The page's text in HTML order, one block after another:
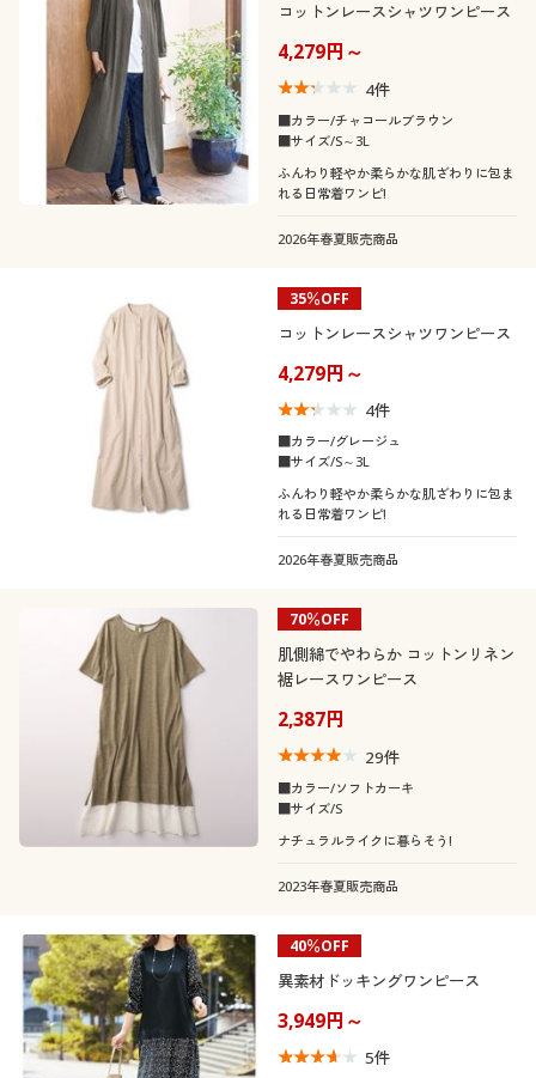
コットンレースシャツワンピース
4,279円～
4件
■カラー/チャコールブラウン
■サイズ/S～3L
ふんわり軽やか柔らかな肌ざわりに包ま
れる日常着ワンピ!
2026年春夏販売商品
35％OFF
コットンレースシャツワンピース
4,279円～
4件
■カラー/グレージュ
■サイズ/S～3L
ふんわり軽やか柔らかな肌ざわりに包ま
れる日常着ワンピ!
2026年春夏販売商品
70％OFF
肌側綿でやわらか コットンリネン
裾レースワンピース
2,387円
29件
■カラー/ソフトカーキ
■サイズ/S
ナチュラルライクに暮らそう!
2023年春夏販売商品
40％OFF
異素材ドッキングワンピース
3,949円～
5件